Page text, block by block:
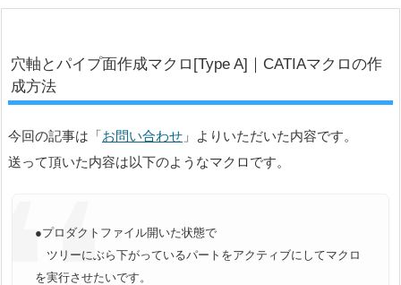
穴軸とパイプ面作成マクロ[Type A]｜CATIAマクロの作
成方法
今回の記事は「お問い合わせ 」よりいただいた内容です。
送って頂いた内容は以下のようなマクロです。
●プロダクトファイル開いた状態で
ツリーにぶら下がっているパートをアクティブにしてマクロ
を実行させたいです。